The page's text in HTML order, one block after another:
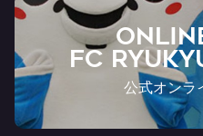
FC
公式オンラ